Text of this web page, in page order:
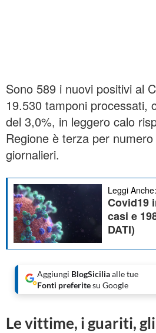
Sono 589 i nuovi positivi al
19.530 tamponi processati,
del 3,0%, in leggero calo
Regione è terza per
giornalieri.
Leggi Anche:
Covid19
casi e
DATI)
Aggiungi BlogSiciliaalle tue
Fonti preferitesu Google
Le vittime, i guariti,